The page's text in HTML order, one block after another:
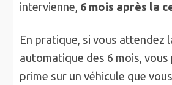
intervienne, 6 mois après la
En pratique, si vous attendez
automatique des 6 mois, vous
prime sur un véhicule que